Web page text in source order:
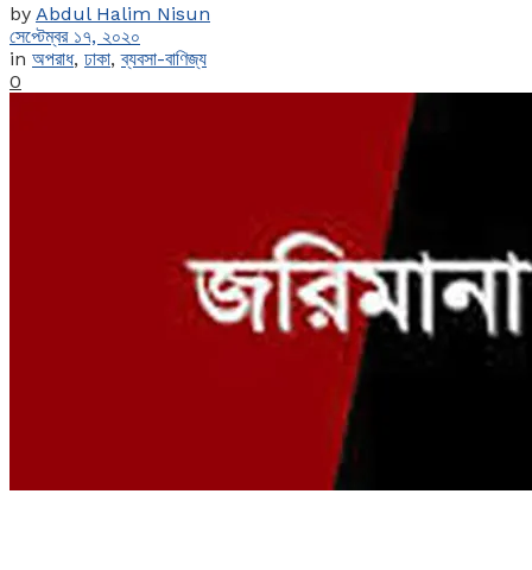
by Abdul Halim Nisun
সেপ্টেম্বর ১৭, ২০২০
in অপরাধ, ঢাকা,ব্যবসা-বাণিজ্য
0